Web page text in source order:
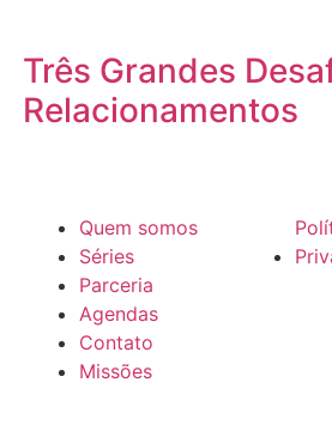
Três Grandes
Relacionamentos
Quem somos
Séries
Parceria
Agendas
Contato
Missões